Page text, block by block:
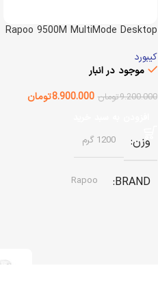
Rapoo 9500M MultiMode Desktop
کیبورد
موجود در انبار
9.200.000تومان 8.900.000تومان
وزن 1200 گرم
BRAND
Rapoo